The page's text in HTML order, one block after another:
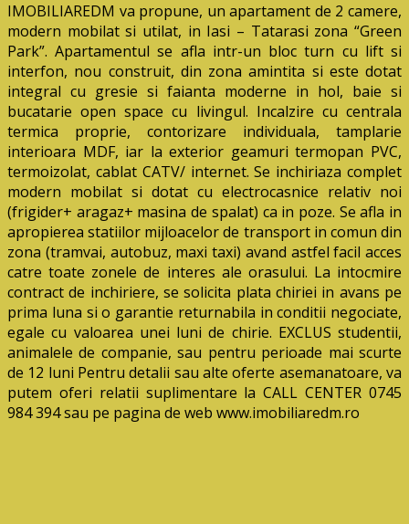
IMOBILIAREDM va propune, un apartament de 2 camere,
modern mobilat si utilat, in Iasi – Tatarasi zona “Green
Park”. Apartamentul se afla intr-un bloc turn cu lift si
interfon, nou construit, din zona amintita si este dotat
integral cu gresie si faianta moderne in hol, baie si
bucatarie open space cu livingul. Incalzire cu centrala
termica proprie, contorizare individuala, tamplarie
interioara MDF, iar la exterior geamuri termopan PVC,
termoizolat, cablat CATV/ internet. Se inchiriaza complet
modern mobilat si dotat cu electrocasnice relativ noi
(frigider+ aragaz+ masina de spalat) ca in poze. Se afla in
apropierea statiilor mijloacelor de transport in comun din
zona (tramvai, autobuz, maxi taxi) avand astfel facil acces
catre toate zonele de interes ale orasului. La intocmire
contract de inchiriere, se solicita plata chiriei in avans pe
prima luna si o garantie returnabila in conditii negociate,
egale cu valoarea unei luni de chirie. EXCLUS studentii,
animalele de companie, sau pentru perioade mai scurte
de 12 luni Pentru detalii sau alte oferte asemanatoare, va
putem oferi relatii suplimentare la CALL CENTER 0745
984 394 sau pe pagina de web www.imobiliaredm.ro